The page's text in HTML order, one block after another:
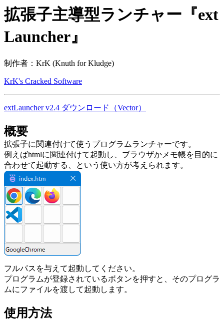
拡張子主導型ランチャー『ext
Launcher』
制作者：KrK (Knuth for Kludge)
KrK's Cracked Software
extLauncher v2.4 ダウンロード（Vector）
概要
拡張子に関連付けて使うプログラムランチャーです。
例えばhtmlに関連付けて起動し、ブラウザかメモ帳を目的に
合わせて起動する、
という使い方が考えられます。
フルパスを与えて起動してください。
プログラムが登録されているボタンを押すと、 そのプログラ
ムにファイルを渡して起動します。
使用方法